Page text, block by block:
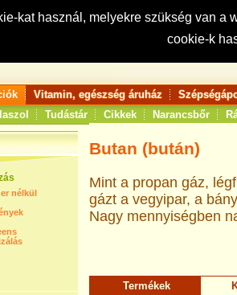
kat használ, melyekre szükség van
cookie-k
Keresés:
Vitamin, egészség áruház
Tudástár Cikkek Narancsbőr
nélkül
Butan (bután)
Mint a propan gáz,
gázt a vegyipar, a
Nagy mennyiségben
Termékek